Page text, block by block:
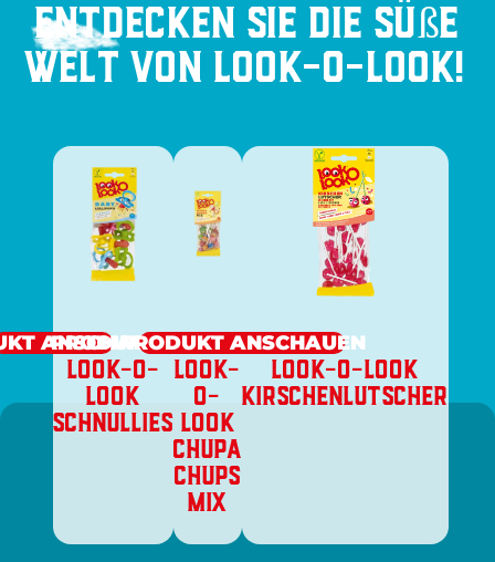
Entdecken Sie die süße
Welt von Look-O-Look!
LOOK-O-
LOOK
SCHNULLIES
ANSCHAUEN
LOOK-
O-
LOOK
CHUPA
CHUPS
MIX
PRODUKT ANSCHAUEN
LOOK-O-LOOK
KIRSCHENLUTSCHER
PRODUKT ANSCHAUEN